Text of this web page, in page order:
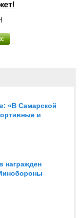
«В Самарской
и
награжден